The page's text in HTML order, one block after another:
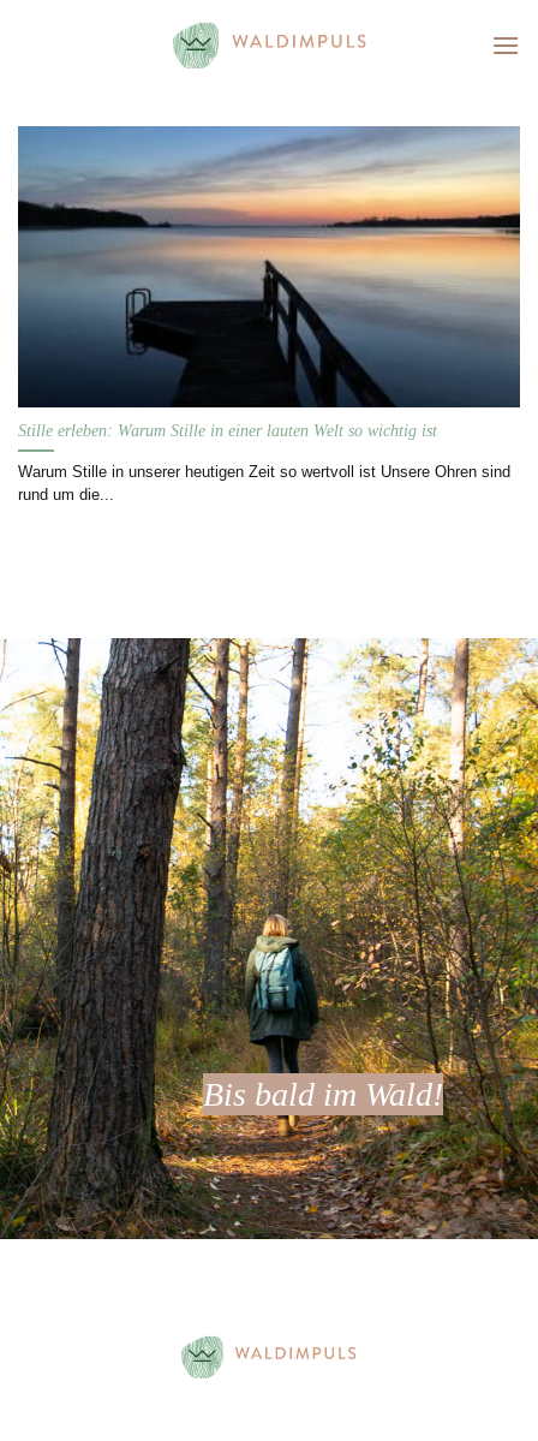
Stille erleben: Warum Stille in einer lauten Welt so wichtig ist
Warum Stille in unserer heutigen Zeit so wertvoll ist Unsere Ohren sind
rund um die...
Bis bald im Wald!